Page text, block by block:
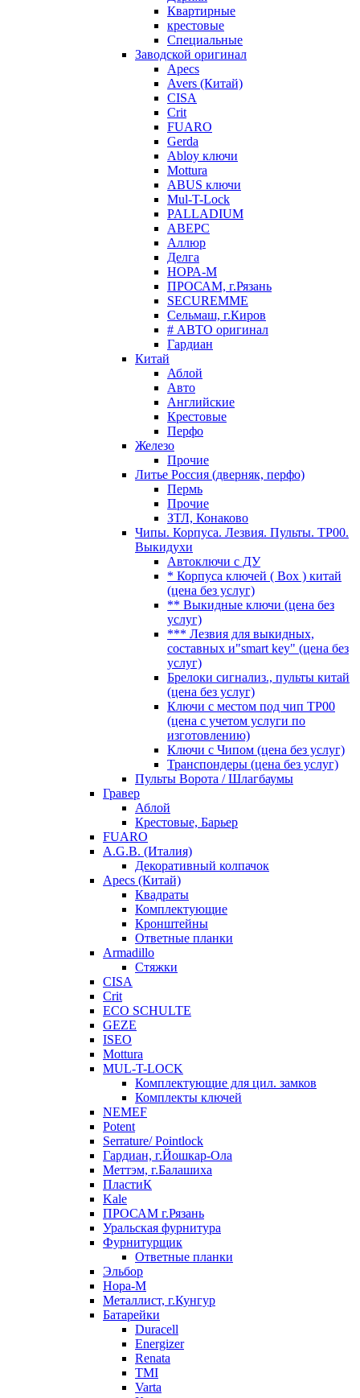
Квартирные
крестовые
Специальные
Заводской оригинал
Apecs
Avers (Китай)
CISA
Crit
FUARO
Gerda
Abloy ключи
Mottura
ABUS ключи
Mul-T-Lock
PALLADIUM
АВЕРС
Аллюр
Делга
НОРА-М
ПРОСАМ, г.Рязань
SECUREMME
Сельмаш, г.Киров
# АВТО оригинал
Гардиан
Китай
Аблой
Авто
Английские
Крестовые
Перфо
Железо
Прочие
Литье Россия (дверняк, перфо)
Пермь
Прочие
ЗТЛ, Конаково
Чипы. Корпуса. Лезвия. Пульты. TP00.
Выкидухи
Автоключи с ДУ
* Корпуса ключей ( Box ) китай
(цена без услуг)
** Выкидные ключи (цена без
услуг)
*** Лезвия для выкидных,
составных и"smart key" (цена без
услуг)
Брелоки сигнализ., пульты китай
(цена без услуг)
Ключи с местом под чип TP00
(цена с учетом услуги по
изготовлению)
Ключи с Чипом (цена без услуг)
Транспондеры (цена без услуг)
Пульты Ворота / Шлагбаумы
Гравер
Аблой
Крестовые, Барьер
FUARO
A.G.B. (Италия)
Декоративный колпачок
Apecs (Китай)
Квадраты
Комплектующие
Кронштейны
Ответные планки
Armadillo
Стяжки
CISA
Crit
ECO SCHULTE
GEZE
ISEO
Mottura
MUL-T-LOCK
Комплектующие для цил. замков
Комплекты ключей
NEMEF
Potent
Serrature/ Pointlock
Гардиан, г.Йошкар-Ола
Меттэм, г.Балашиха
ПластиК
Kale
ПРОСАМ г.Рязань
Уральская фурнитура
Фурнитурщик
Ответные планки
Эльбор
Нора-М
Металлист, г.Кунгур
Батарейки
Duracell
Energizer
Renata
TMI
Varta